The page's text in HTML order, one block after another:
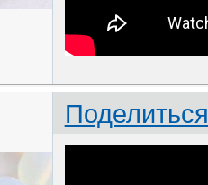
Поделиться